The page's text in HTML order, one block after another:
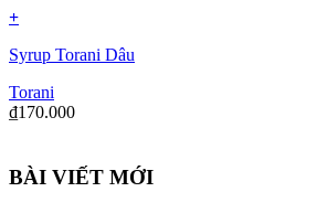
+
Syrup Torani Dâu
Torani
₫170.000
BÀI VIẾT MỚI